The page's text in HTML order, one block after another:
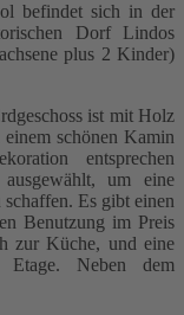
befindet sich in der
Dorf Lindos
plus 2 Kinder)
ist mit Holz
schönen Kamin
entsprechen
um eine
Es gibt einen
Benutzung im Preis
zur Küche, und eine
Neben dem